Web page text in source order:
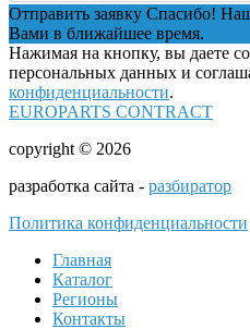
Отправить заявку Спасибо!
Вами в ближайшее время.
Нажимая на кнопку, вы даете
персональных данных и
конфиденциальности.
EUROPARTS CONTRACT
copyright © 2026
разработка сайта - разбиратор
Политика конфиденциальности
Главная
Каталог
Регионы
Контакты